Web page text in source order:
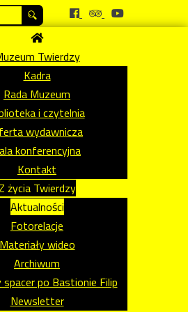
Twierdzy
Kadra
Rada Muzeum
i czytelnia
wydawnicza
konferencyjna
Kontakt
życia Twierdzy
Aktualności
Fotorelacje
Materiały wideo
Archiwum
po Bastionie Filip
Newsletter